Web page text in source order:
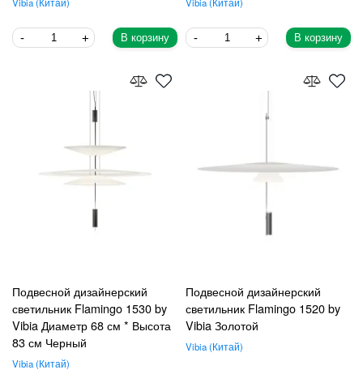
В корзину В корзину
Подвесной дизайнерский
светильник Flamingo 1530 by
Vibia Диаметр 68 см * Высота
83 см Черный
Vibia Китай
Подвесной дизайнерский
светильник Flamingo 1520 by
Vibia Золотой
Vibia Китай